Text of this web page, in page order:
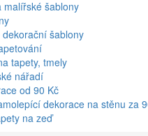
malířské šablony
šablony
tapety, tmely
nářadí
od 90 Kč
dekorace na stěnu za
na zeď